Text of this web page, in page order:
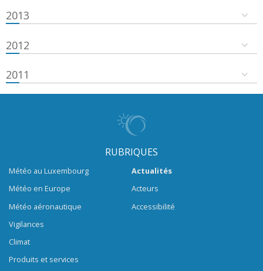
2013
2012
2011
RUBRIQUES
Météo au Luxembourg
Météo en Europe
Météo aéronautique
Vigilances
Climat
Produits et services
Actualités
Acteurs
Accessibilité